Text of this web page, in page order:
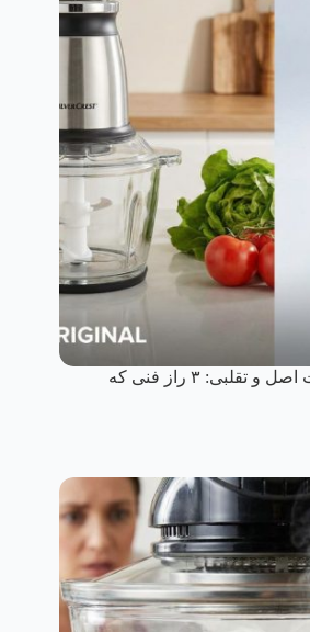
فرق خردکن سیلور کرست اصل و تقلبی: ۳ راز فنی که